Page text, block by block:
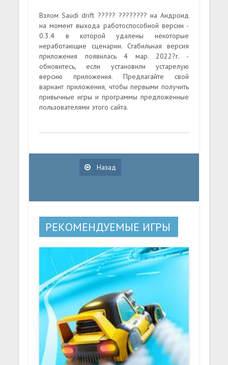
Взлом Saudi drift ????? ???????? на Андроид
на момент выхода работоспособной версии -
0.3.4 в которой удалены некоторые
неработающие сценарии. Стабильная версия
приложения появилась 4 мар. 2022?г. -
обновитесь, если установили устарелую
версию приложения. Предлагайте свой
вариант приложения, чтобы первыми получить
привычные игры и программы предложенные
пользователями этого сайта.
Назад
РЕКОМЕНДУЕМЫЕ ИГРЫ